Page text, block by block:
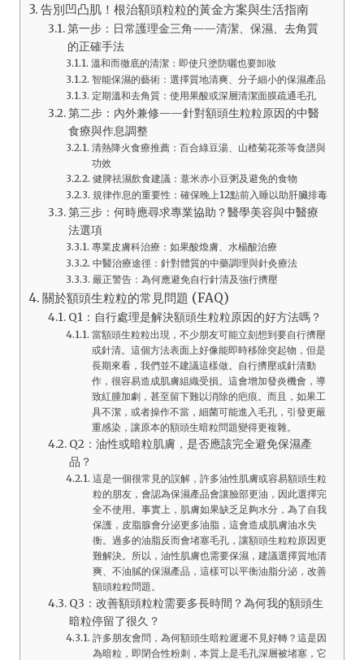
告別凹凸肌！根治額頭粒粒的黃金方案與生活指南
第一步：日常護理金三角——清潔、保濕、去角質
的正確手法
溫和而徹底的清潔：即使只塗防曬也要卸妝
智能保濕的藝術：選擇質地清爽、分子細小的保濕產品
定期溫和去角質：使用果酸或深層清潔面膜疏通毛孔
第二步：內外兼修——針對額頭生粒粒原因的中醫
食療與作息調整
清熱降火食療推薦：百合綠豆湯、山楂菊花茶等食譜與
功效
健脾祛濕飲食建議：薏米赤小豆粥及避免的食物
規律作息的重要性：確保晚上12點前入睡以助肝臟排毒
第三步：何時應尋求專業協助？醫學美容與中醫療
法選項
專業皮膚科治療：如果酸煥膚、水楊酸治療
中醫治療途徑：針對體質的中藥調理與針灸療法
嚴正警告：為何應避免自行針清及強行擠壓
關於額頭生粒粒的常見問題 (FAQ)
Q1：自行處理是解決額頭生粒粒原因的好方法嗎？
當額頭生粒粒出現，不少朋友可能立刻想到要自行擠壓
或針清。這個方法表面上好像能即時移除突起物，但是
長期來看，我們並不建議這樣做。自行擠壓或針清動
作，很容易造成肌膚組織受損。這會增加發炎機會，導
致紅腫加劇，甚至留下難以消除的疤痕。而且，如果工
具不潔，或者操作不當，細菌可能進入毛孔，引發更嚴
重感染，讓原本的額頭生暗粒問題變得更複雜。
Q2：油性或暗粒肌膚，是否應該完全避免保濕產
品？
這是一個很常見的誤解，許多油性肌膚或容易額頭生粒
粒的朋友，會認為保濕產品會讓臉部更油，因此選擇完
全不使用。事實上，肌膚如果缺乏足夠水分，為了自我
保護，皮脂腺會分泌更多油脂，這會造成肌膚油水失
衡。過多的油脂反而會堵塞毛孔，讓額頭生粒粒原因更
難解決。所以，油性肌膚也需要保濕，建議選擇質地清
爽、不油膩的保濕產品，這樣可以平衡油脂分泌，改善
額頭粒粒問題。
Q3：改善額頭粒粒需要多長時間？為何我的額頭生
暗粒停留了很久？
許多朋友會問，為何額頭生暗粒遲遲不見好轉？這是因
為暗粒，即閉合性粉刺，本質上是毛孔深層被堵塞，它